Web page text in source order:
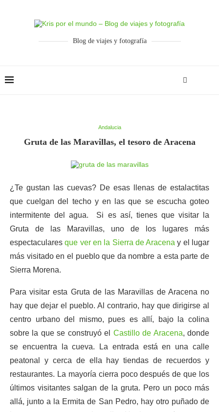
Blog de viajes y fotografía
Andalucia
Gruta de las Maravillas, el tesoro de Aracena
¿Te gustan las cuevas? De esas llenas de estalactitas
que cuelgan del techo y en las que se escucha goteo
intermitente del agua. Si es así, tienes que visitar la
Gruta de las Maravillas, uno de los lugares más
espectacularesque ver en la Sierra de Aracena y el lugar
más visitado en el pueblo que da nombre a esta parte de
Sierra Morena.
Para visitar esta Gruta de las Maravillas de Aracena no
hay que dejar el pueblo. Al contrario, hay que dirigirse al
centro urbano del mismo, pues es allí, bajo la colina
sobre la que se construyó el Castillo de Aracena, donde
se encuentra la cueva. La entrada está en una calle
peatonal y cerca de ella hay tiendas de recuerdos y
restaurantes. La mayoría cierra poco después de que los
últimos visitantes salgan de la gruta. Pero un poco más
allá, junto a la Ermita de San Pedro, hay otro puñado de